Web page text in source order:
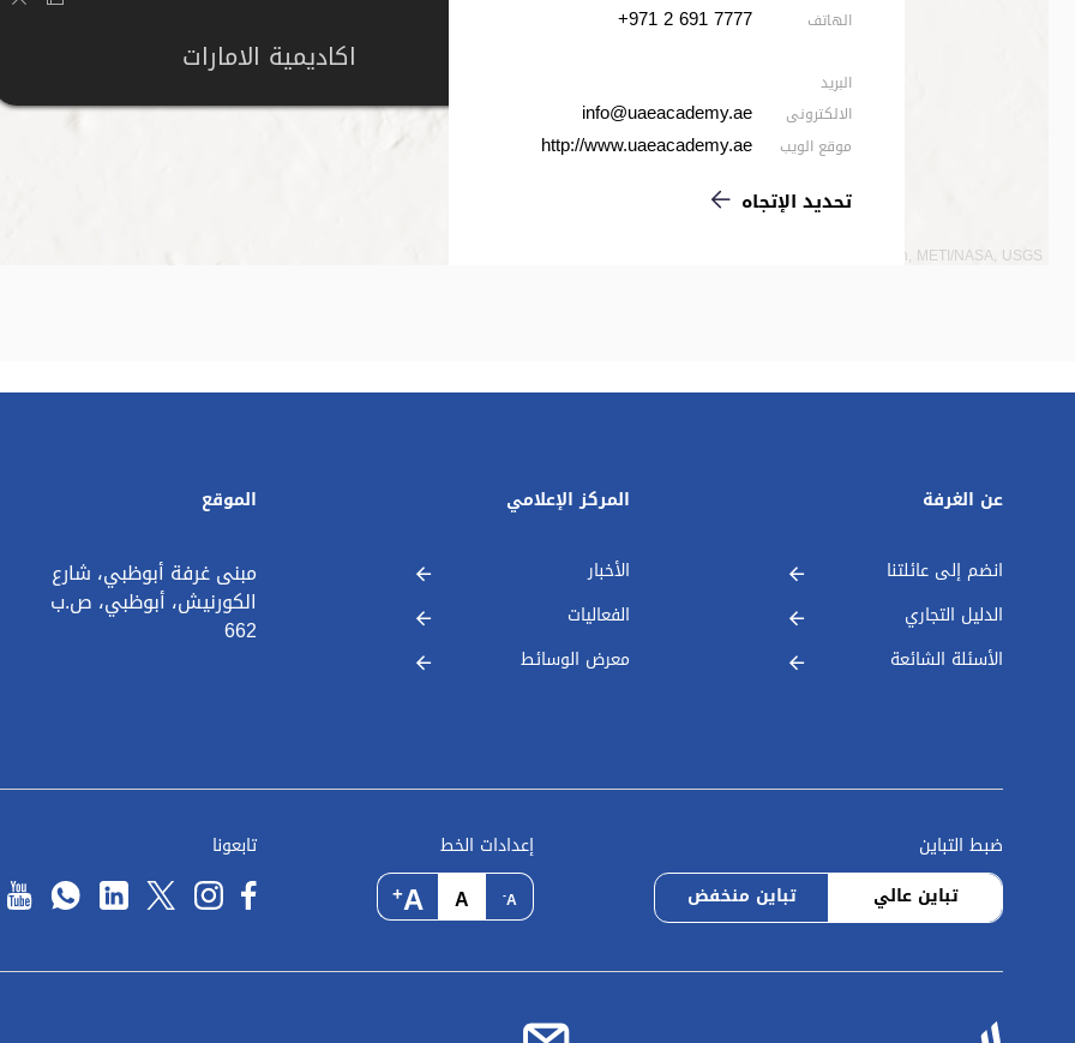
Esri, NASA, NGA, USGS | Esri, TomTom, Garmin, METI/NASA, USGS
اكاديمية الامارات
الهاتف +971 2 691 7777
البريد
الالكترونى
info@uaeacademy.ae
موقع الويب
http://www.uaeacademy.ae
تحديد الإتجاه
عن الغرفة
انضم إلى عائلتنا
الدليل التجاري
الأسئلة الشائعة
المركز الإعلامي
الأخبار
الفعاليات
معرض الوسائط
الموقع
مبنى غرفة أبوظبي، شارع
الكورنيش، أبوظبي، ص.ب
662
ضبط التباين
تباين عالي
تباين منخفض
إعدادات الخط
A
-
A
A
+
تابعونا